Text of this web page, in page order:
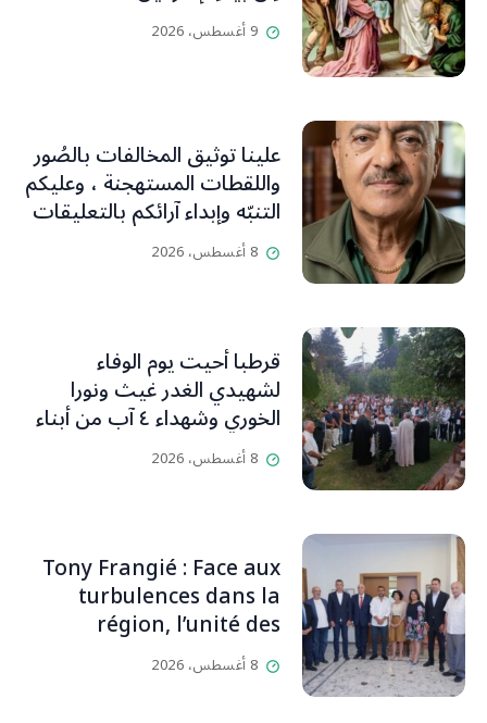
9 أغسطس، 2026
علينا توثيق المخالفات بالصُور
واللقطات المستهجنة ، وعليكم
التنبّه وإبداء آرائكم بالتعليقات
(جورج صبّاغ)
8 أغسطس، 2026
قرطبا أحيت يوم الوفاء
لشهيدي الغدر غيث ونورا
الخوري وشهداء ٤ آب من أبناء
البلدة.. كارين الخوري افرام: لقد
كان بيتنا، بوجود والدي، ينبض
إقفاله لكنه لم يستطع لأنه
بيت رسالة وتاريخ وإيمان وقيم
مستمرة (صور وVideo)
8 أغسطس، 2026
Tony Frangié : Face aux
turbulences dans la
région, l’unité des
Libanais est primordiale
L’OLJ / Par Scarlett
8 أغسطس، 2026